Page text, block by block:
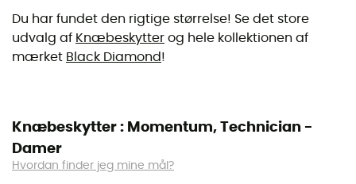
Du har fundet den rigtige størrelse! Se det store
udvalg af Knæbeskytter og hele kollektionen af
mærket Black Diamond!
Knæbeskytter : Momentum, Technician -
Damer
Hvordan finder jeg mine mål?